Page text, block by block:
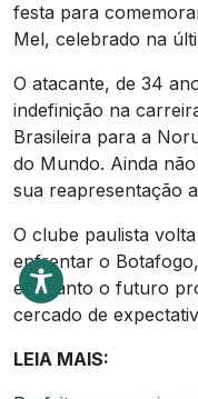
festa para
Mel, celebrado na
O atacante, de 34
indefinição na
Brasileira para a
do Mundo. Ainda
sua reapresentação
O clube paulista
enfrentar o
enquanto o futuro
cercado de
LEIA MAIS: